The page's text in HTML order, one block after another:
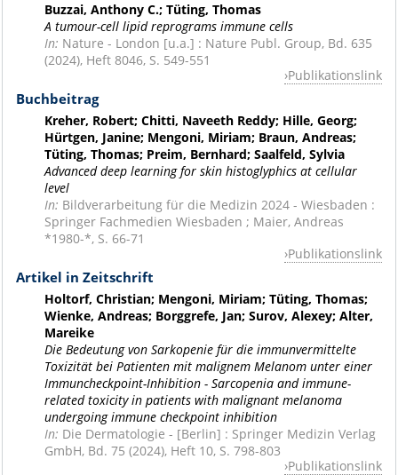
Buzzai, Anthony C.; Tüting, Thomas
A tumour-cell lipid reprograms immune cells
In: Nature - London [u.a.] : Nature Publ. Group, Bd. 635
(2024), Heft 8046, S. 549-551
Publikationslink
Buchbeitrag
Kreher, Robert; Chitti, Naveeth Reddy; Hille, Georg;
Hürtgen, Janine; Mengoni, Miriam; Braun, Andreas;
Tüting, Thomas; Preim, Bernhard; Saalfeld, Sylvia
Advanced deep learning for skin histoglyphics at cellular
level
In: Bildverarbeitung für die Medizin 2024 - Wiesbaden :
Springer Fachmedien Wiesbaden ; Maier, Andreas
*1980-*, S. 66-71
Publikationslink
Artikel in Zeitschrift
Holtorf, Christian; Mengoni, Miriam; Tüting, Thomas;
Wienke, Andreas; Borggrefe, Jan; Surov, Alexey; Alter,
Mareike
Die Bedeutung von Sarkopenie für die immunvermittelte
Toxizität bei Patienten mit malignem Melanom unter einer
Immuncheckpoint-Inhibition - Sarcopenia and immune-
related toxicity in patients with malignant melanoma
undergoing immune checkpoint inhibition
In: Die Dermatologie - [Berlin] : Springer Medizin Verlag
GmbH, Bd. 75 (2024), Heft 10, S. 798-803
Publikationslink